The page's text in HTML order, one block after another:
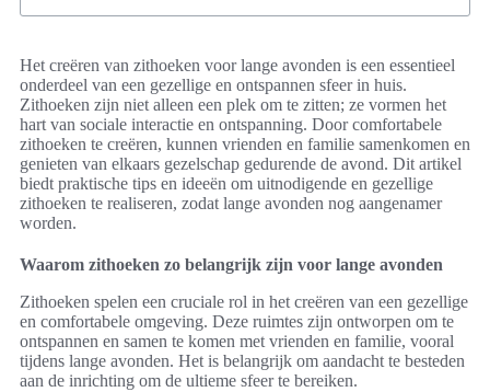
Het creëren van zithoeken voor lange avonden is een essentieel
onderdeel van een gezellige en ontspannen sfeer in huis.
Zithoeken zijn niet alleen een plek om te zitten; ze vormen het
hart van sociale interactie en ontspanning. Door comfortabele
zithoeken te creëren, kunnen vrienden en familie samenkomen en
genieten van elkaars gezelschap gedurende de avond. Dit artikel
biedt praktische tips en ideeën om uitnodigende en gezellige
zithoeken te realiseren, zodat lange avonden nog aangenamer
worden.
Waarom zithoeken zo belangrijk zijn voor lange avonden
Zithoeken spelen een cruciale rol in het creëren van een gezellige
en comfortabele omgeving. Deze ruimtes zijn ontworpen om te
ontspannen en samen te komen met vrienden en familie, vooral
tijdens lange avonden. Het is belangrijk om aandacht te besteden
aan de inrichting om de ultieme sfeer te bereiken.